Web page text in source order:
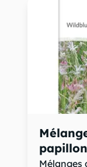
Mélanges